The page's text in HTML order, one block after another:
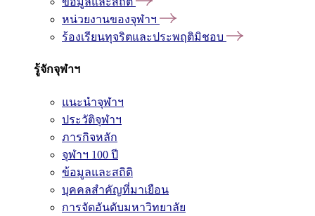
หน่วยงานของจุฬาฯ
ร้องเรียนทุจริตและประพฤติมิชอบ
รู้จักจุฬาฯ
แนะนำจุฬาฯ
ประวัติจุฬาฯ
ภารกิจหลัก
จุฬาฯ 100 ปี
ข้อมูลและสถิติ
บุคคลสำคัญที่มาเยือน
การจัดอันดับมหาวิทยาลัย